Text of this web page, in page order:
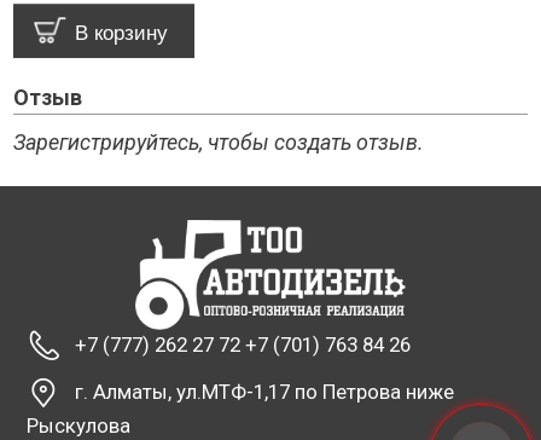
Отзыв
Зарегистрируйтесь, чтобы создать отзыв.
+7 (777) 262 27 72 +7 (701) 763 84 26
г. Алматы, ул.МТФ-1,17 по Петрова ниже
Рыскулова